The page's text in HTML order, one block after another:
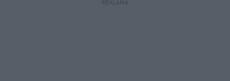
REKLAMA